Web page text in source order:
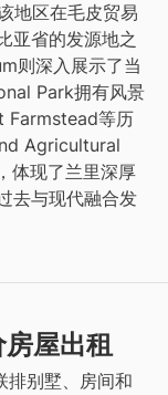
地区在毛皮贸易
亚省的发源地之
则深入展示了当
Park拥有风景
Farmstead等历
Agricultural
体现了兰里深厚
去与现代融合发
屋出租
排别墅、房间和